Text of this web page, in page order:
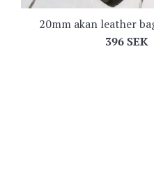
20mm akan leather
Regular
396 SEK